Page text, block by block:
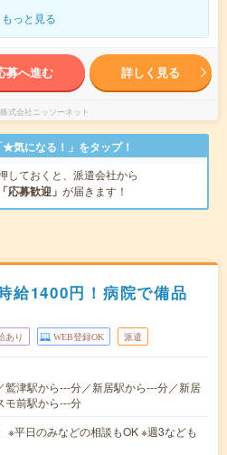
もっと見る
募へ進む 詳しく見る
株式会社ニッソーネット
気になる！」をタップ！
しておくと、派遣会社から
「応募歓迎」 が届きます！
給1400円！病院で備品
あり WEB登録OK 派遣
鷲津駅から---分／新居駅から---分／新居
モ前駅から---分
※平日のみなどの相談もOK ※週3なども